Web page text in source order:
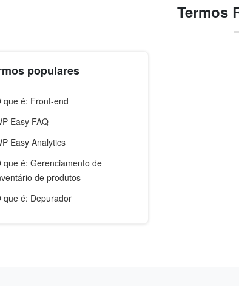
Termos
populares
que é: Front-end
Easy FAQ
Easy Analytics
que é: Gerenciamento de
de produtos
que é: Depurador